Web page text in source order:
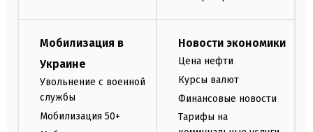
Мобилизация в
Украине
Увольнение с военной
службы
Мобилизация 50+
Новости экономики
Цена нефти
Курсы валют
Финансовые новости
Тарифы на